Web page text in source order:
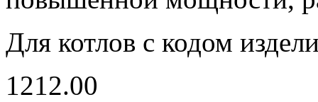
Для котлов с кодом
1212.00